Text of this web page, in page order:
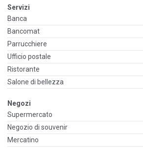
Servizi
Banca
Bancomat
Parrucchiere
Ufficio postale
Ristorante
Salone di bellezza
Negozi
Supermercato
Negozio di souvenir
Mercatino